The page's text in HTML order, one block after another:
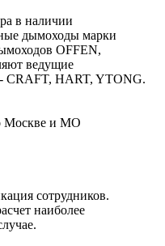
в наличии
дымоходы марки
OFFEN,
ведущие
- CRAFT, HART, YTONG.
Москве и МО
сотрудников.
наиболее